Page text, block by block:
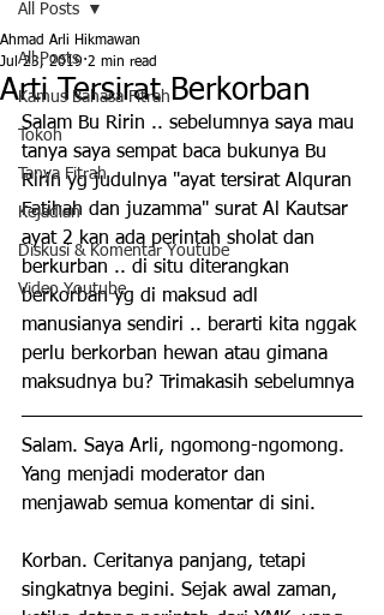
All Posts
Kamus Bahasa Fitrah
Tokoh
Tanya Fitrah
Kejadian
Diskusi & Komentar Youtube
Video Youtube
All Posts
Arti Tersirat Berkorban
Ahmad Arli Hikmawan
Jul 23, 2019 2 min read
Salam Bu Ririn .. sebelumnya saya mau
tanya saya sempat baca bukunya Bu
Ririn yg judulnya "ayat tersirat Alquran
Fatihah dan juzamma" surat Al Kautsar
ayat 2 kan ada perintah sholat dan
berkurban .. di situ diterangkan
berkorban yg di maksud adl
manusianya sendiri .. berarti kita nggak
perlu berkorban hewan atau gimana
maksudnya bu? Trimakasih sebelumnya
Salam. Saya Arli, ngomong-ngomong.
Yang menjadi moderator dan
menjawab semua komentar di sini.
Korban. Ceritanya panjang, tetapi
singkatnya begini. Sejak awal zaman,